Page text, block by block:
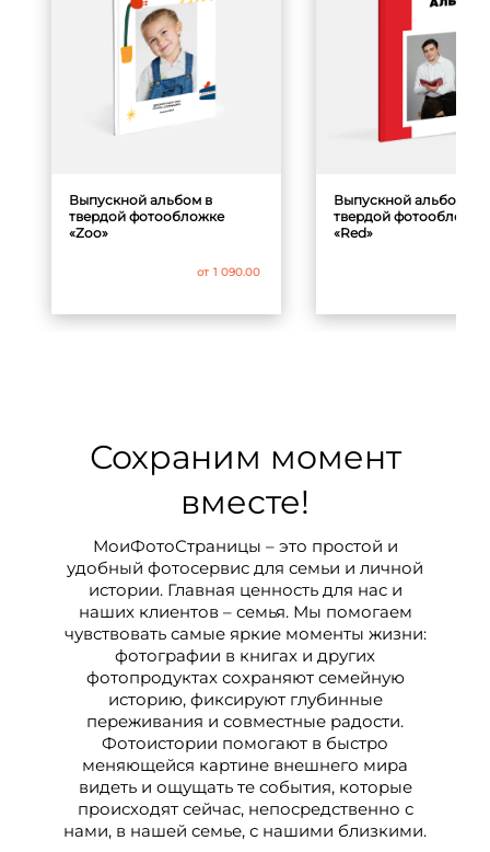
Выпускной альбом в
твердой фотообложке
«Zoo»
от 1 090.00
Выпускной альбом в
твердой фотообложке
«Red»
Сохраним момент
вместе!
МоиФотоСтраницы – это простой и
удобный фотосервис для семьи и личной
истории. Главная ценность для нас и
наших клиентов – семья. Мы помогаем
чувствовать самые яркие моменты жизни:
фотографии в книгах и других
фотопродуктах сохраняют семейную
историю, фиксируют глубинные
переживания и совместные радости.
Фотоистории помогают в быстро
меняющейся картине внешнего мира
видеть и ощущать те события, которые
происходят сейчас, непосредственно с
нами, в нашей семье, с нашими близкими.